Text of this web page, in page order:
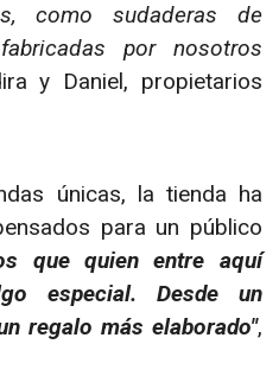
como sudaderas de
por nosotros
y Daniel, propietarios
únicas, la tienda ha
para un público
que quien entre aquí
especial. Desde un
regalo más elaborado",